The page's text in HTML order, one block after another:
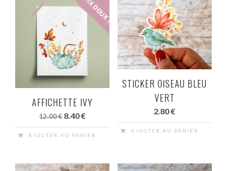
PRIX DOUX !
AFFICHETTE IVY
12.00€ Le
prix
initial
12.00 €.
8.40€Le
prix
actuel
8.40 €.
AJOUTER AU PANIER
STICKER OISEAU BLEU
VERT
2.80€
AJOUTER AU PANIER